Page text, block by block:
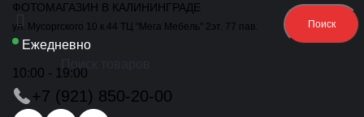
ФОТОМАГАЗИН В КАЛИНИНГРАДЕ
ул. Мусоргского 10 к.44 ТЦ "Мега Мебель" 2эт. 77 пав.
Ежедневно
10:00 - 19:00
+7 (921) 850-20-00
Поиск